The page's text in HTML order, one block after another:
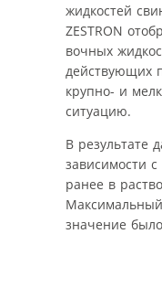
жидкостей
ZESTRON
вочных
действующих
крупно- и
ситуацию.
В результате
зависимости
ранее в
значение